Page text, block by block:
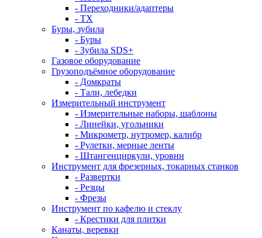
- Переходники/адаптеры
- ТX
Буры, зубила
- Буры
- Зубила SDS+
Газовое оборудование
Грузоподъёмное оборудование
- Домкраты
- Тали, лебедки
Измерительный инструмент
- Измерительные наборы, шаблоны
- Линейки, угольники
- Микрометр, нутромер, калибр
- Рулетки, мерные ленты
- Штангенциркули, уровни
Инструмент для фрезерных, токарных станков
- Развертки
- Резцы
- Фрезы
Инструмент по кафелю и стеклу
- Крестики для плитки
Канаты, веревки